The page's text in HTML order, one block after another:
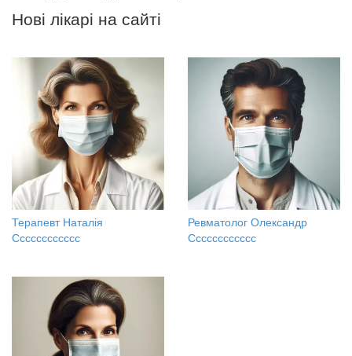
Нові лікарі на сайті
Терапевт Наталія
Сссссссссссс
Ревматолог Олександр
Сссссссссссс